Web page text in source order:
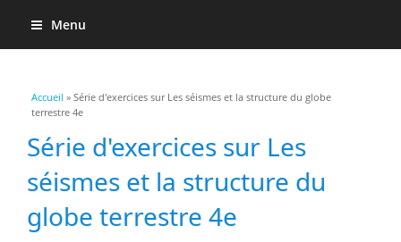
Menu
Vous êtes ici
Accueil » Série d'exercices sur Les séismes et la structure du globe
terrestre 4e
Série d'exercices sur Les
séismes et la structure du
globe terrestre 4e